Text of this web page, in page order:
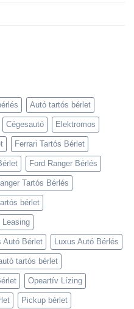
Autó tartós bérlet
Cégesautó Elektromos
Ferrari Tartós Bérlet
Ford Ranger Bérlés
Tartós Bérlés
bérlet
Leasing
Autó Bérlet Luxus Autó Bérlés
tartós bérlet
Opeartív Lízing
Pickup bérlet